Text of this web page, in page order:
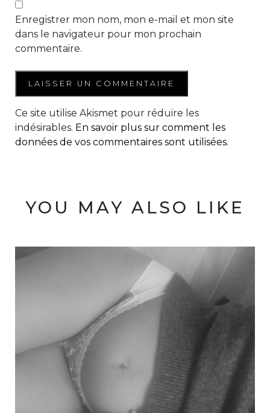
Enregistrer mon nom, mon e-mail et mon site
dans le navigateur pour mon prochain
commentaire.
Ce site utilise Akismet pour réduire les
indésirables. En savoir plus sur comment les
données de vos commentaires sont utilisées.
YOU MAY ALSO LIKE